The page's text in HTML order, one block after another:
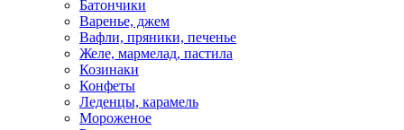
Батончики
Варенье, джем
Вафли, пряники, печенье
Желе, мармелад, пастила
Козинаки
Конфеты
Леденцы, карамель
Мороженое